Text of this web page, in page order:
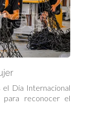
el Día Internacional
reconocer el